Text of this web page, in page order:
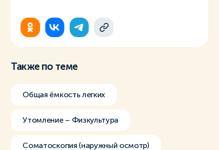
Также по теме
Общая ёмкость легких
Утомление – Физкультура
Соматоскопия (наружный осмотр)